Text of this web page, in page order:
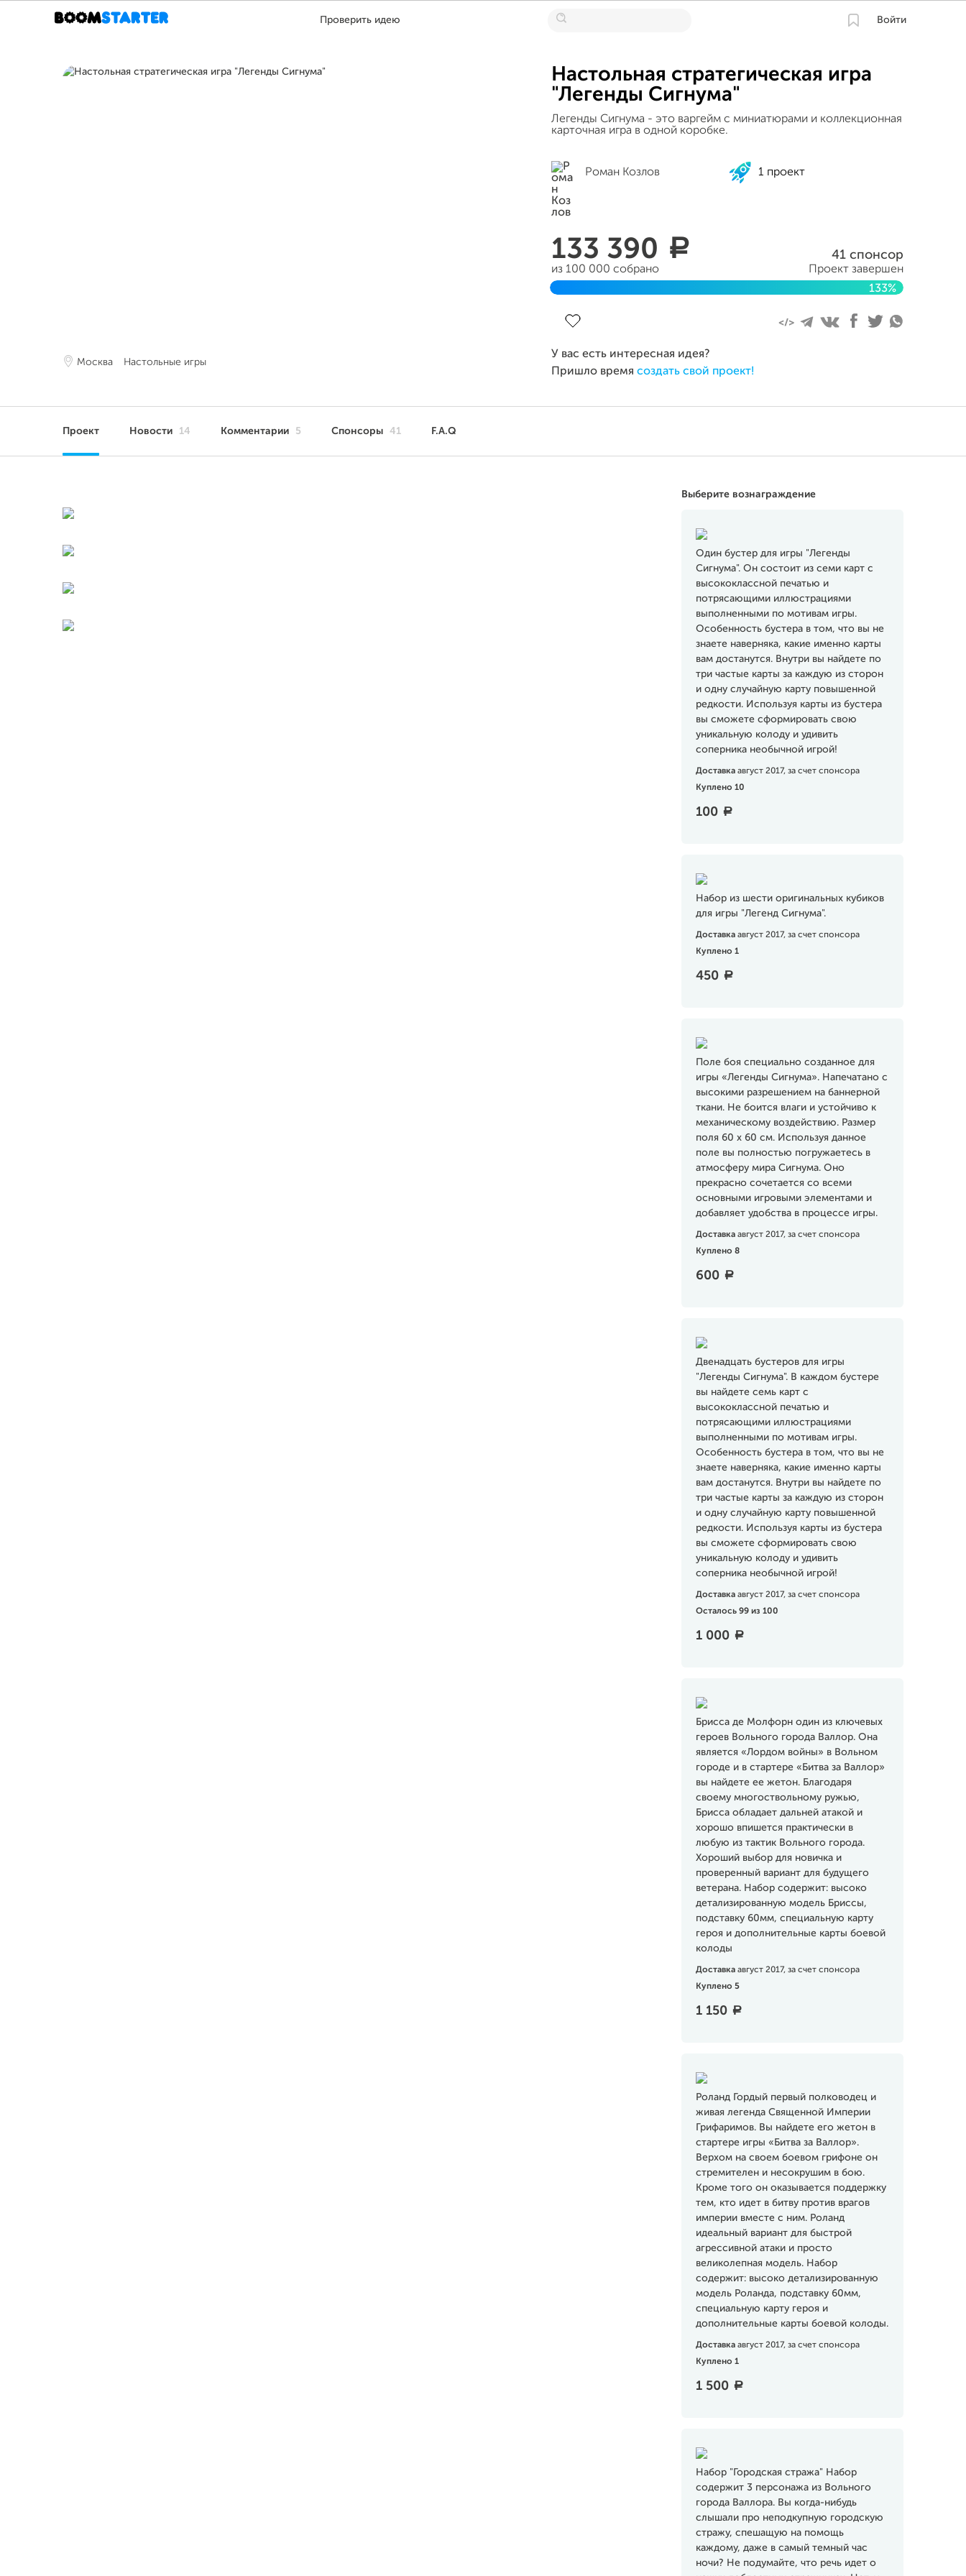
Проверить идею Войти
Москва Настольные игры
Настольная стратегическая игра
"Легенды Сигнума"
Легенды Сигнума - это варгейм с миниатюрами и коллекционная
карточная игра в одной коробке.
Роман Козлов 1 проект
133 390 a
из 100 000 собрано
41 спонсор
Проект завершен
133%
У вас есть интересная идея?
Пришло время создать свой проект!
Проект Новости 14 Комментарии 5 Спонсоры 41 F.A.Q
Выберите вознаграждение
Один бустер для игры "Легенды
Сигнума". Он состоит из семи карт с
высококлассной печатью и
потрясающими иллюстрациями
выполненными по мотивам игры.
Особенность бустера в том, что вы не
знаете наверняка, какие именно карты
вам достанутся. Внутри вы найдете по
три частые карты за каждую из сторон
и одну случайную карту повышенной
редкости. Используя карты из бустера
вы сможете сформировать свою
уникальную колоду и удивить
соперника необычной игрой!
Доставка август 2017, за счет спонсора
Куплено 10
100 a
Набор из шести оригинальных кубиков
для игры "Легенд Сигнума".
Доставка август 2017, за счет спонсора
Куплено 1
450 a
Поле боя специально созданное для
игры «Легенды Сигнума». Напечатано с
высокими разрешением на баннерной
ткани. Не боится влаги и устойчиво к
механическому воздействию. Размер
поля 60 х 60 см. Используя данное
поле вы полностью погружаетесь в
атмосферу мира Сигнума. Оно
прекрасно сочетается со всеми
основными игровыми элементами и
добавляет удобства в процессе игры.
Доставка август 2017, за счет спонсора
Куплено 8
600 a
Двенадцать бустеров для игры
"Легенды Сигнума". В каждом бустере
вы найдете семь карт с
высококлассной печатью и
потрясающими иллюстрациями
выполненными по мотивам игры.
Особенность бустера в том, что вы не
знаете наверняка, какие именно карты
вам достанутся. Внутри вы найдете по
три частые карты за каждую из сторон
и одну случайную карту повышенной
редкости. Используя карты из бустера
вы сможете сформировать свою
уникальную колоду и удивить
соперника необычной игрой!
Доставка август 2017, за счет спонсора
Осталось 99 из 100
1 000 a
Брисса де Молфорн один из ключевых
героев Вольного города Валлор. Она
является «Лордом войны» в Вольном
городе и в стартере «Битва за Валлор»
вы найдете ее жетон. Благодаря
своему многоствольному ружью,
Брисса обладает дальней атакой и
хорошо впишется практически в
любую из тактик Вольного города.
Хороший выбор для новичка и
проверенный вариант для будущего
ветерана. Набор содержит: высоко
детализированную модель Бриссы,
подставку 60мм, специальную карту
героя и дополнительные карты боевой
колоды
Доставка август 2017, за счет спонсора
Куплено 5
1 150 a
Роланд Гордый первый полководец и
живая легенда Священной Империи
Грифаримов. Вы найдете его жетон в
стартере игры «Битва за Валлор».
Верхом на своем боевом грифоне он
стремителен и несокрушим в бою.
Кроме того он оказывается поддержку
тем, кто идет в битву против врагов
империи вместе с ним. Роланд
идеальный вариант для быстрой
агрессивной атаки и просто
великолепная модель. Набор
содержит: высоко детализированную
модель Роланда, подставку 60мм,
специальную карту героя и
дополнительные карты боевой колоды.
Доставка август 2017, за счет спонсора
Куплено 1
1 500 a
Набор "Городская стража" Набор
содержит 3 персонажа из Вольного
города Валлора. Вы когда-нибудь
слышали про неподкупную городскую
стражу, спешащую на помощь
каждому, даже в самый темный час
ночи? Не подумайте, что речь идет о